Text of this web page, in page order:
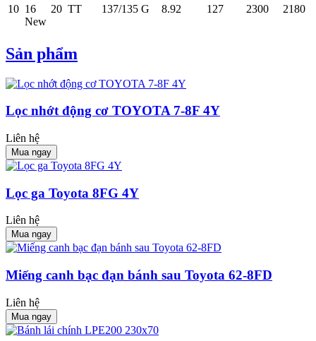
10 16
New
20 TT 137/135 G 8.92 127 2300 2180
Sản phẩm
Lọc nhớt động cơ TOYOTA 7-8F 4Y
Liên hệ
Mua ngay
Lọc ga Toyota 8FG 4Y
Liên hệ
Mua ngay
Miếng canh bạc đạn bánh sau Toyota 62-8FD
Liên hệ
Mua ngay